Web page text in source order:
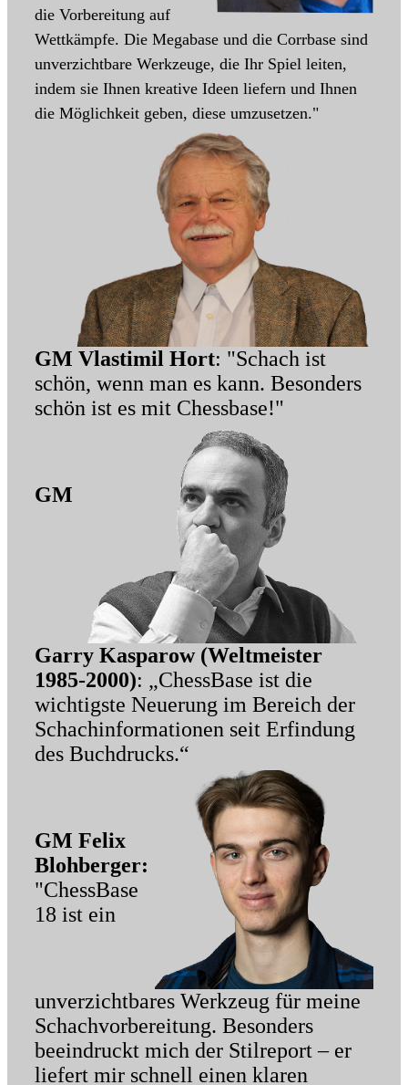
die Vorbereitung auf
Wettkämpfe. Die Megabase und die Corrbase sind
unverzichtbare Werkzeuge, die Ihr Spiel leiten,
indem sie Ihnen kreative Ideen liefern und Ihnen
die Möglichkeit geben, diese umzusetzen."
GM Vlastimil Hort: "Schach ist
schön, wenn man es kann. Besonders
schön ist es mit Chessbase!"
GM
Garry Kasparow (Weltmeister
1985-2000): „ChessBase ist die
wichtigste Neuerung im Bereich der
Schachinformationen seit Erfindung
des Buchdrucks.“
GM Felix
Blohberger:
"ChessBase
18 ist ein
unverzichtbares Werkzeug für meine
Schachvorbereitung. Besonders
beeindruckt mich der Stilreport – er
liefert mir schnell einen klaren